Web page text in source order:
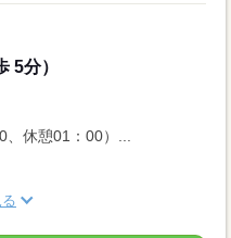
5分）
休憩01：00）...